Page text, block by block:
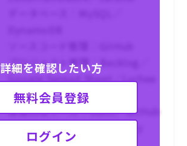
プロジェクト管理：Backlog／
Google Spread Sheet／Lychee
Redmine
情報共有ツール：Slack／GitHub
その他：AWS／GCP／jQuery
詳細を確認したい方
無料会員登録
ログイン